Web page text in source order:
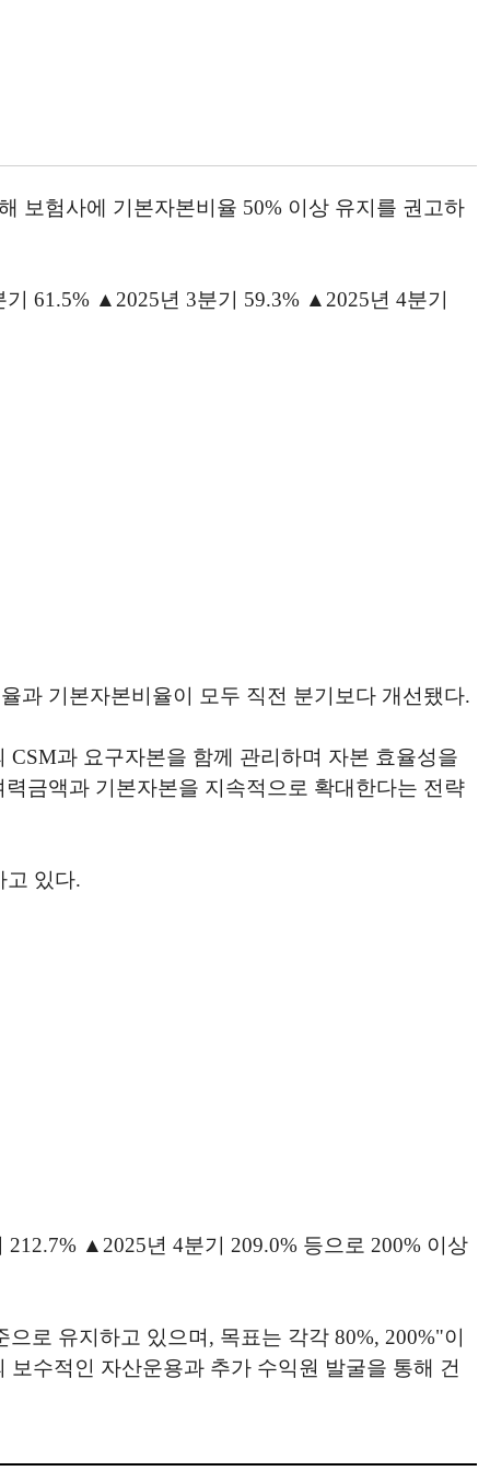
보험사에 기본자본비율 50% 이상 유지를 권고하
61.5% ▲2025년 3분기 59.3% ▲2025년 4분기
과 기본자본비율이 모두 직전 분기보다 개선됐다.
과 요구자본을 함께 관리하며 자본 효율성을
금액과 기본자본을 지속적으로 확대한다는 전략
고 있다.
▲2025년 4분기 209.0% 등으로 200% 이상
로 유지하고 있으며, 목표는 각각 80%, 200%"이
수적인 자산운용과 추가 수익원 발굴을 통해 건